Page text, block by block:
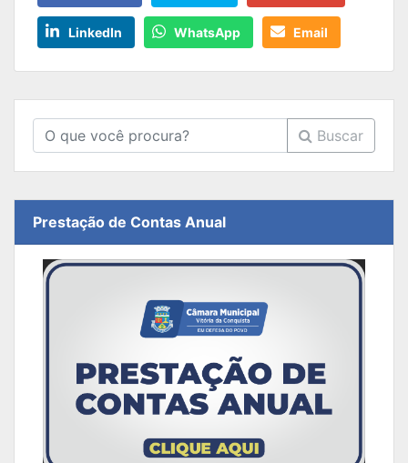
LinkedIn WhatsApp Email
Buscar
Prestação de Contas Anual